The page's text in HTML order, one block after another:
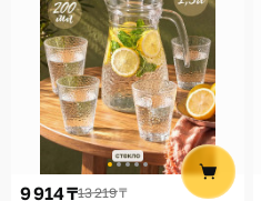
9 914 ₸13 219 ₸